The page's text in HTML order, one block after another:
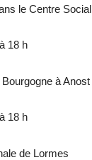
le Centre Social
18 h
à Anost
18 h
de Lormes